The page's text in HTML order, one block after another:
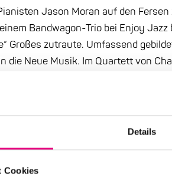
Details
Cookies
Jason Moran auf den Fersen
Bandwagon-Trio bei Enjoy Jazz
Großes zutraute. Umfassend
die Neue Musik. Im Quartett von
(„Let My People Go“, teilweise live
gilt sein Interesse der Bildenden
der Biennale in Venedig führte wie
James Reese Europe“, die einen
Just erschienen: das
kann Geschichte kaum